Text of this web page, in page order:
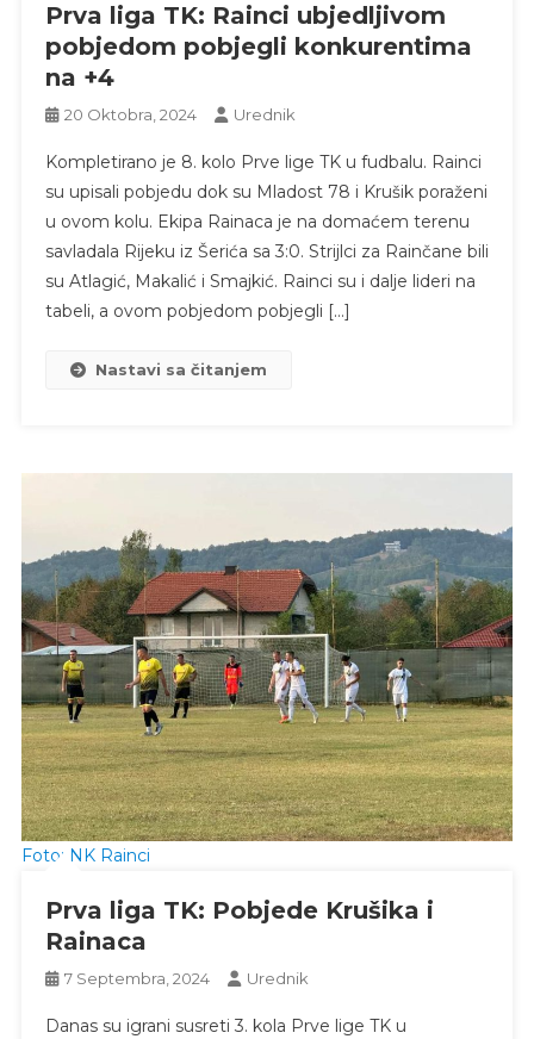
Prva liga TK: Rainci ubjedljivom
pobjedom pobjegli konkurentima
na +4
20 Oktobra, 2024 Urednik
Kompletirano je 8. kolo Prve lige TK u fudbalu. Rainci
su upisali pobjedu dok su Mladost 78 i Krušik poraženi
u ovom kolu. Ekipa Rainaca je na domaćem terenu
savladala Rijeku iz Šerića sa 3:0. Strijlci za Rainčane bili
su Atlagić, Makalić i Smajkić. Rainci su i dalje lideri na
tabeli, a ovom pobjedom pobjegli […]
Nastavi sa čitanjem
Foto: NK Rainci
Prva liga TK: Pobjede Krušika i
Rainaca
7 Septembra, 2024 Urednik
Danas su igrani susreti 3. kola Prve lige TK u